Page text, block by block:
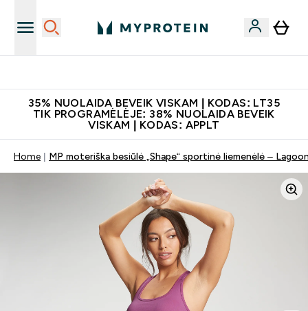
35% NUOLAIDA BEVEIK VISKAM | KODAS: LT35
TIK PROGRAMĖLĖJE: 38% NUOLAIDA BEVEIK
VISKAM | KODAS: APPLT
Home MP moteriška besiūlė „Shape“ sportinė liemenėlė –